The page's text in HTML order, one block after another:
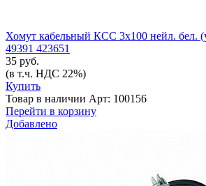
Хомут кабельный КСС 3х100 нейл. бел.
49391 423651
35 руб.
(в т.ч. НДС 22%)
Купить
Товар в наличии Арт: 100156
Перейти в корзину
Добавлено